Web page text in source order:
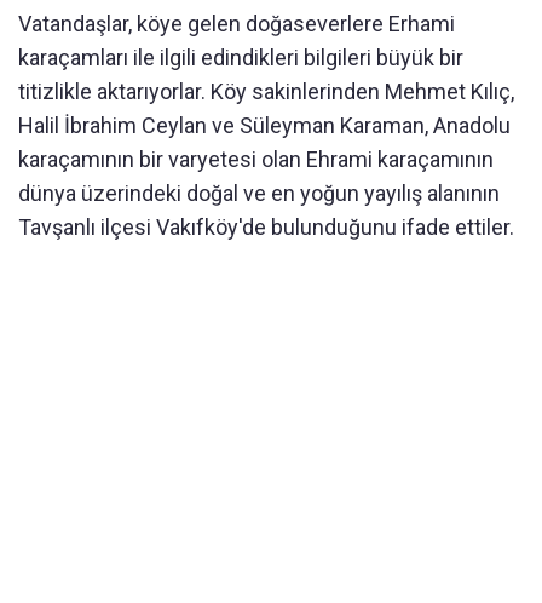
Vatandaşlar, köye gelen doğaseverlere Erhami
karaçamları ile ilgili edindikleri bilgileri büyük bir
titizlikle aktarıyorlar. Köy sakinlerinden Mehmet Kılıç,
Halil İbrahim Ceylan ve Süleyman Karaman, Anadolu
karaçamının bir varyetesi olan Ehrami karaçamının
dünya üzerindeki doğal ve en yoğun yayılış alanının
Tavşanlı ilçesi Vakıfköy'de bulunduğunu ifade ettiler.